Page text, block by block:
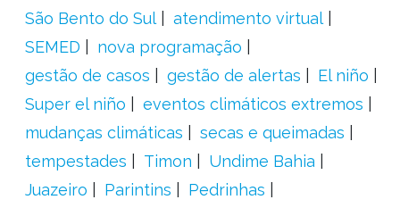
São Bento do Sul
atendimento virtual
SEMED
nova programação
gestão de casos
gestão de alertas
El niño
Super el niño
eventos climáticos extremos
mudanças climáticas
secas e queimadas
tempestades
Timon
Undime Bahia
Juazeiro
Parintins
Pedrinhas